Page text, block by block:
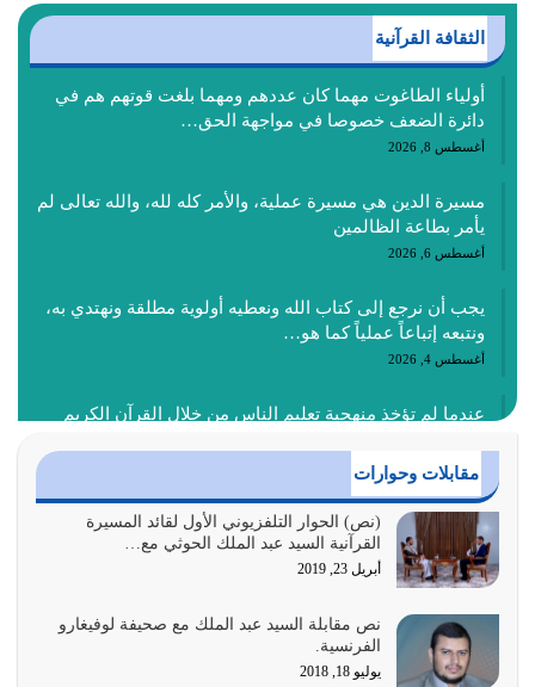
الثقافة القرآنية
أولياء الطاغوت مهما كان عددهم ومهما بلغت قوتهم هم في
دائرة الضعف خصوصا في مواجهة الحق…
أغسطس 8, 2026
مسيرة الدين هي مسيرة عملية، والأمر كله لله، والله تعالى لم
يأمر بطاعة الظالمين
أغسطس 6, 2026
يجب أن نرجع إلى كتاب الله ونعطيه أولوية مطلقة ونهتدي به،
ونتبعه إتباعاً عملياً كما هو…
أغسطس 4, 2026
عندما لم تؤخذ منهجية تعليم الناس من خلال القرآن الكريم
أغسطس 3, 2026
الغاية من الصلاة هو ذكر الله (أقم الصلاة لذكري) إضافة إلى
{وَأَعِدُّوا لَهُمْ مَا…
أغسطس 2, 2026
السبب الرئيسي لشقاء الأمة الابتعاد عن كتاب الله والتعدي
لحدود الله بالإضافات للدين
أغسطس 1, 2026
مقابلات وحوارات
(نص) الحوار التلفزيوني الأول لقائد المسيرة
القرآنية السيد عبد الملك الحوثي مع…
أبريل 23, 2019
نص مقابلة السيد عبد الملك مع صحيفة لوفيغارو
الفرنسية.
يوليو 18, 2018